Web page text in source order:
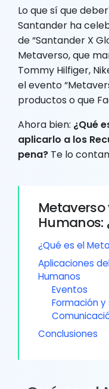
Lo que sí que
Santander ha
de “Santander X
Metaverso, que
Tommy Hilfiger,
el evento
productos o que
Ahora bien: ¿Qué
aplicarlo a los
pena? Te lo
Metaverso
Humanos:
¿Qué es el
Aplicaciones
Humanos
Eventos
Formación
Conclusiones